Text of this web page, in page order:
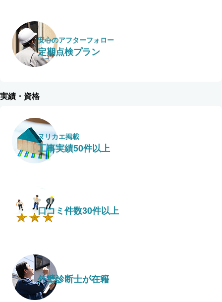
安心のアフターフォロー
定期点検プラン
実績・資格
ヌリカエ掲載
工事実績50件以上
口コミ件数30件以上
外壁診断士が在籍